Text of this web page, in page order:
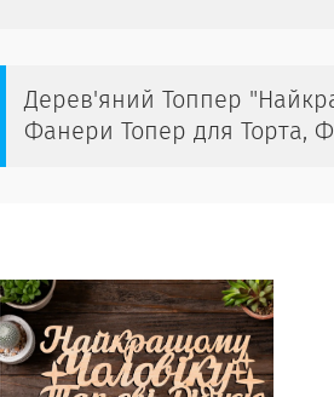
Дерев'яний Топпер
Фанери Топер для Торта,